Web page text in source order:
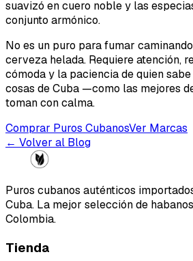
suavizó en cuero noble y las
conjunto armónico.
No es un puro para fumar
cerveza helada. Requiere atención,
cómoda y la paciencia de quien
cosas de Cuba —como las mejores
toman con calma.
Comprar Puros CubanosVer Marcas
← Volver al Blog
Puros cubanos auténticos
Cuba. La mejor selección de
Colombia.
Tienda